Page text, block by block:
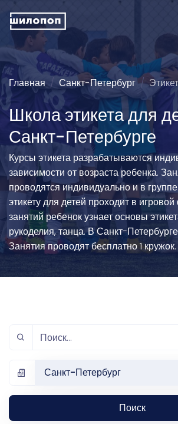
Главная Санкт-Петербург Этикет
Школа этикета для
Санкт-Петербурге
Курсы этикета разрабатываются
зависимости от возраста ребенка.
проводятся индивидуально и в
этикету для детей проходит в
занятий ребенок узнает основы
рукоделия, танца. В Санкт-
Занятия проводят бесплатно 1 кружок.
Санкт-Петербург
Поиск